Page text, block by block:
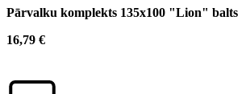
Pārvalku komplekts 135x100 "Lion" balts
16,79 €